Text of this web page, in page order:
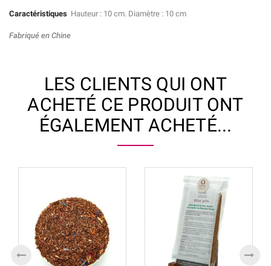
Caractéristiques Hauteur : 10 cm. Diamètre : 10 cm
Fabriqué en Chine
LES CLIENTS QUI ONT
ACHETÉ CE PRODUIT ONT
ÉGALEMENT ACHETÉ...